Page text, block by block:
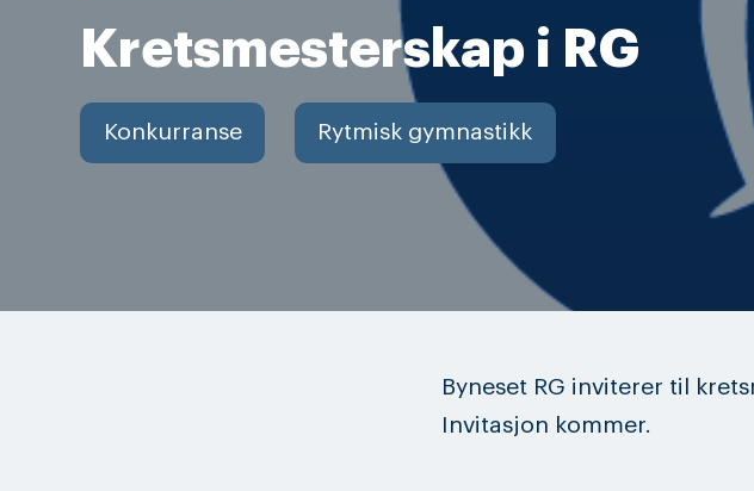
Kretsmesterskap i RG
Konkurranse Rytmisk gymnastikk
Byneset RG inviterer til
Invitasjon kommer.